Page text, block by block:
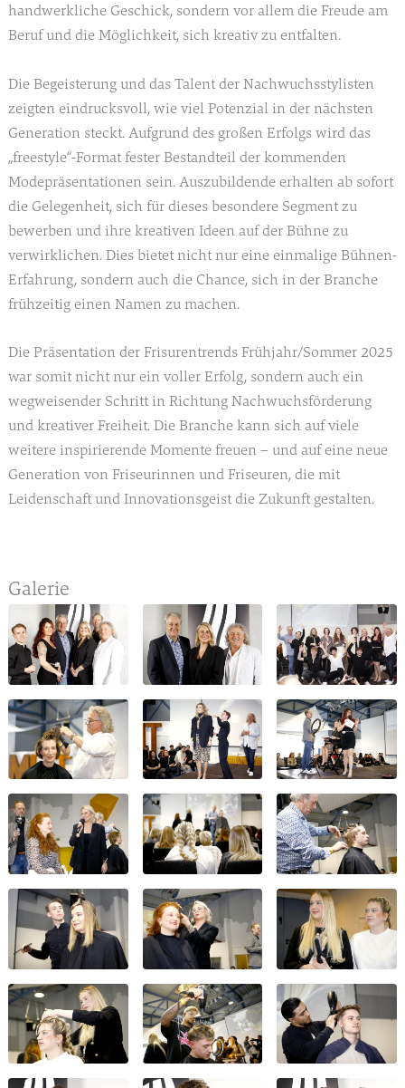
handwerkliche Geschick, sondern vor allem die Freude am
Beruf und die Möglichkeit, sich kreativ zu entfalten.
Die Begeisterung und das Talent der Nachwuchsstylisten
zeigten eindrucksvoll, wie viel Potenzial in der nächsten
Generation steckt. Aufgrund des großen Erfolgs wird das
„freestyle“-Format fester Bestandteil der kommenden
Modepräsentationen sein. Auszubildende erhalten ab sofort
die Gelegenheit, sich für dieses besondere Segment zu
bewerben und ihre kreativen Ideen auf der Bühne zu
verwirklichen. Dies bietet nicht nur eine einmalige Bühnen-
Erfahrung, sondern auch die Chance, sich in der Branche
frühzeitig einen Namen zu machen.
Die Präsentation der Frisurentrends Frühjahr/Sommer 2025
war somit nicht nur ein voller Erfolg, sondern auch ein
wegweisender Schritt in Richtung Nachwuchsförderung
und kreativer Freiheit. Die Branche kann sich auf viele
weitere inspirierende Momente freuen – und auf eine neue
Generation von Friseurinnen und Friseuren, die mit
Leidenschaft und Innovationsgeist die Zukunft gestalten.
Galerie